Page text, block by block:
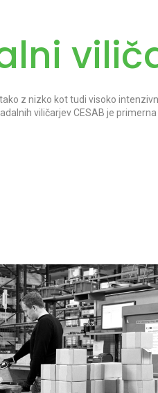
z nizko kot tudi visoko
viličarjev CESAB je